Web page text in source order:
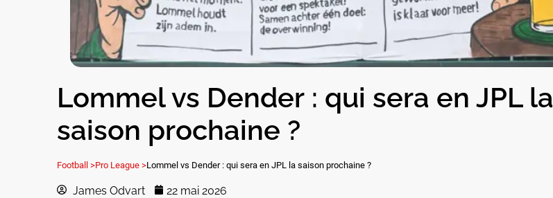
Lommel vs Dender : qui sera en JPL la
saison prochaine ?
Football >Pro League >Lommel vs Dender : qui sera en JPL la saison prochaine ?
James Odvart 22 mai 2026